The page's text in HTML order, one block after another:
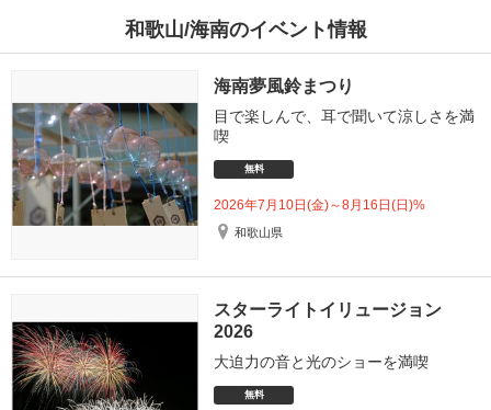
和歌山/海南のイベント情報
海南夢風鈴まつり
目で楽しんで、耳で聞いて涼しさを満
喫
無料
2026年7月10日(金)～8月16日(日)%
和歌山県
スターライトイリュージョン
2026
大迫力の音と光のショーを満喫
無料